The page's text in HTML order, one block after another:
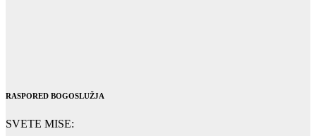
RASPORED BOGOSLUŽJA
SVETE MISE: